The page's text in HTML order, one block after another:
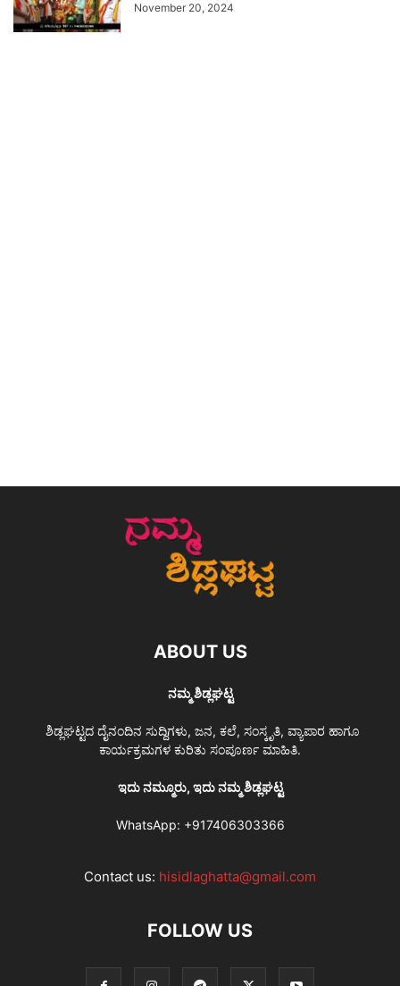
November 20, 2024
ABOUT US
ನಮ್ಮ ಶಿಡ್ಲಘಟ್ಟ
ಶಿಡ್ಲಘಟ್ಟದ ದೈನಂದಿನ ಸುದ್ದಿಗಳು, ಜನ, ಕಲೆ, ಸಂಸ್ಕೃತಿ, ವ್ಯಾಪಾರ ಹಾಗೂ
ಕಾರ್ಯಕ್ರಮಗಳ ಕುರಿತು ಸಂಪೂರ್ಣ ಮಾಹಿತಿ.
ಇದು ನಮ್ಮೂರು, ಇದು ನಮ್ಮ ಶಿಡ್ಲಘಟ್ಟ
WhatsApp: +917406303366
Contact us: hisidlaghatta@gmail.com
FOLLOW US